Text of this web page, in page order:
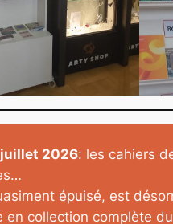
2026: les cahiers
épuisé, est
en collection complète